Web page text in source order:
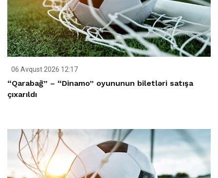
06 Avqust 2026 12:17
“Qarabağ” – “Dinamo” oyununun biletləri satışa
çıxarıldı